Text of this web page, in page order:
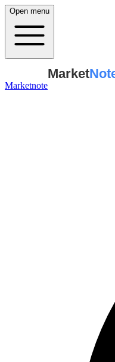
Open menu
Marketnote
Market